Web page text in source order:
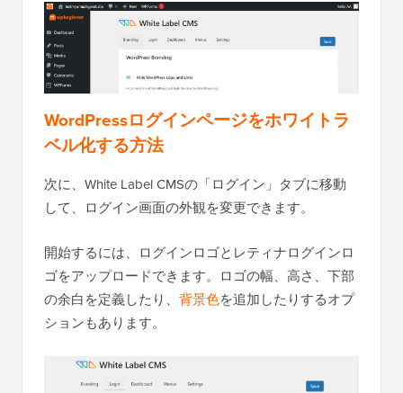
WordPressログインページをホワイトラ
ベル化する方法
次に、White Label CMSの「ログイン」タブに移動
して、ログイン画面の外観を変更できます。
開始するには、ログインロゴとレティナログインロ
ゴをアップロードできます。ロゴの幅、高さ、下部
の余白を定義したり、 背景色を追加したりするオプ
ションもあります。